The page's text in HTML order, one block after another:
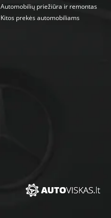
Automobilių priežiūra ir remontas
Kitos prekės automobiliams